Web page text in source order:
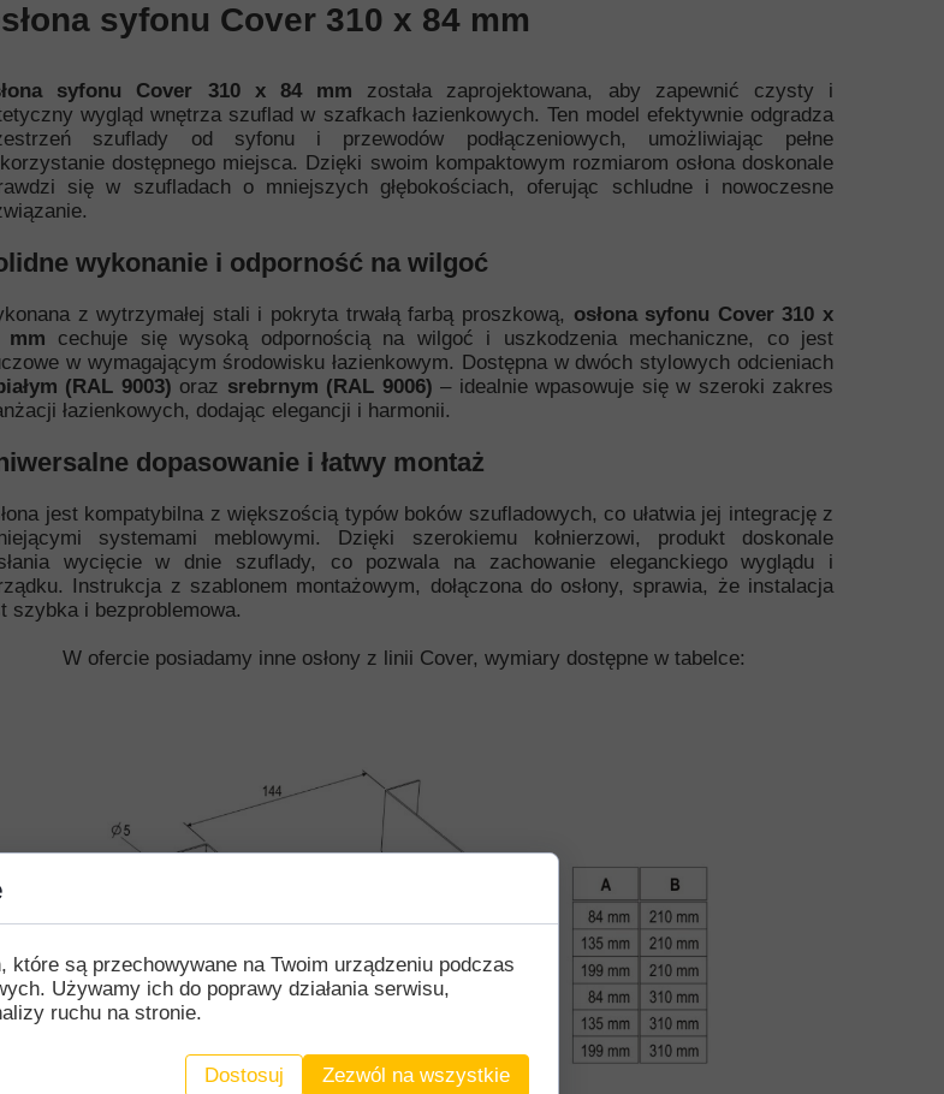
syfonu Cover 310 x 84 mm
syfonu Cover 310 x 84 mm została zaprojektowana, aby zapewnić czysty i
wygląd wnętrza szuflad w szafkach łazienkowych. Ten model efektywnie odgradza
szuflady od syfonu i przewodów podłączeniowych, umożliwiając pełne
dostępnego miejsca. Dzięki swoim kompaktowym rozmiarom osłona doskonale
się w szufladach o mniejszych głębokościach, oferując schludne i nowoczesne
wykonanie i odporność na wilgoć
z wytrzymałej stali i pokryta trwałą farbą proszkową, osłona syfonu Cover 310 x
mm cechuje się wysoką odpornością na wilgoć i uszkodzenia mechaniczne, co jest
w wymagającym środowisku łazienkowym. Dostępna w dwóch stylowych odcieniach
(RAL 9003) oraz srebrnym (RAL 9006) – idealnie wpasowuje się w szeroki zakres
łazienkowych, dodając elegancji i harmonii.
dopasowanie i łatwy montaż
jest kompatybilna z większością typów boków szufladowych, co ułatwia jej integrację z
systemami meblowymi. Dzięki szerokiemu kołnierzowi, produkt doskonale
wycięcie w dnie szuflady, co pozwala na zachowanie eleganckiego wyglądu i
Instrukcja z szablonem montażowym, dołączona do osłony, sprawia, że instalacja
szybka i bezproblemowa.
W ofercie posiadamy inne osłony z linii Cover, wymiary dostępne w tabelce:
które są przechowywane na Twoim urządzeniu podczas
Używamy ich do poprawy działania serwisu,
ruchu na stronie.
Dostosuj Zezwól na wszystkie